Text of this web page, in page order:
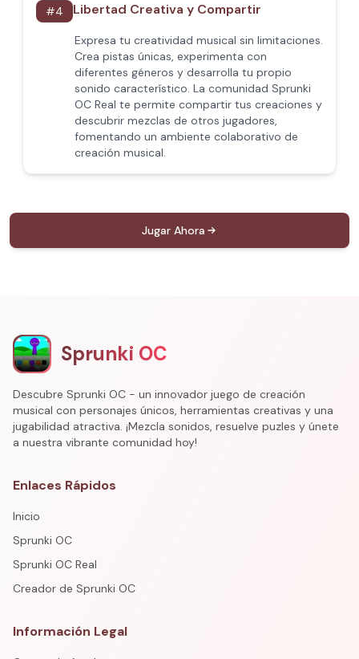
#4 Libertad Creativa y Compartir
Expresa tu creatividad musical sin limitaciones.
Crea pistas únicas, experimenta con
diferentes géneros y desarrolla tu propio
sonido característico. La comunidad Sprunki
OC Real te permite compartir tus creaciones y
descubrir mezclas de otros jugadores,
fomentando un ambiente colaborativo de
creación musical.
Jugar Ahora
Sprunki OC
Descubre Sprunki OC - un innovador juego de creación
musical con personajes únicos, herramientas creativas y una
jugabilidad atractiva. ¡Mezcla sonidos, resuelve puzles y únete
a nuestra vibrante comunidad hoy!
Enlaces Rápidos
Inicio
Sprunki OC
Sprunki OC Real
Creador de Sprunki OC
Información Legal